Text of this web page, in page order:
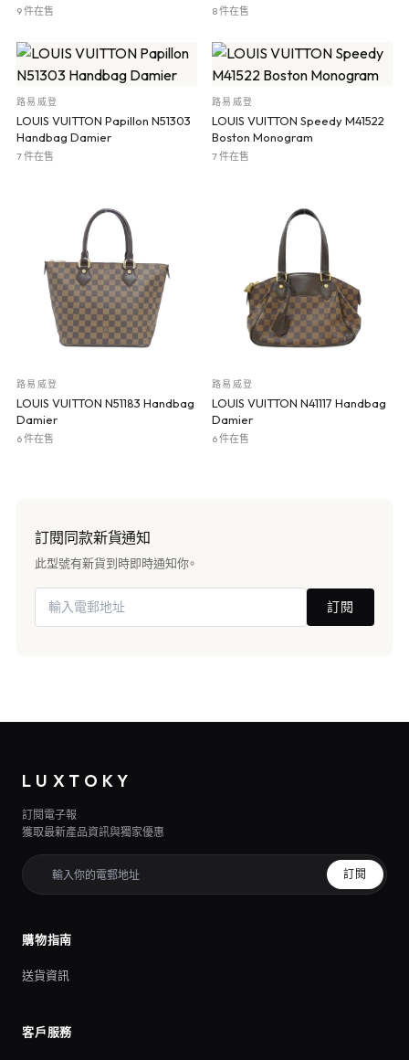
9 件在售 8 件在售
路易威登
LOUIS VUITTON Papillon N51303
Handbag Damier
7 件在售
路易威登
LOUIS VUITTON Speedy M41522
Boston Monogram
7 件在售
路易威登
LOUIS VUITTON N51183 Handbag
Damier
6 件在售
路易威登
LOUIS VUITTON N41117 Handbag
Damier
6 件在售
訂閱同款新貨通知
此型號有新貨到時即時通知你。
訂閱
LUXTOKY
訂閱電子報
獲取最新產品資訊與獨家優惠
訂閱
購物指南
送貨資訊
客戶服務